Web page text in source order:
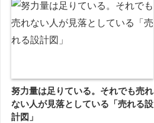
努力量は足りている。それでも売れ
ない人が見落としている「売れる設
計図」